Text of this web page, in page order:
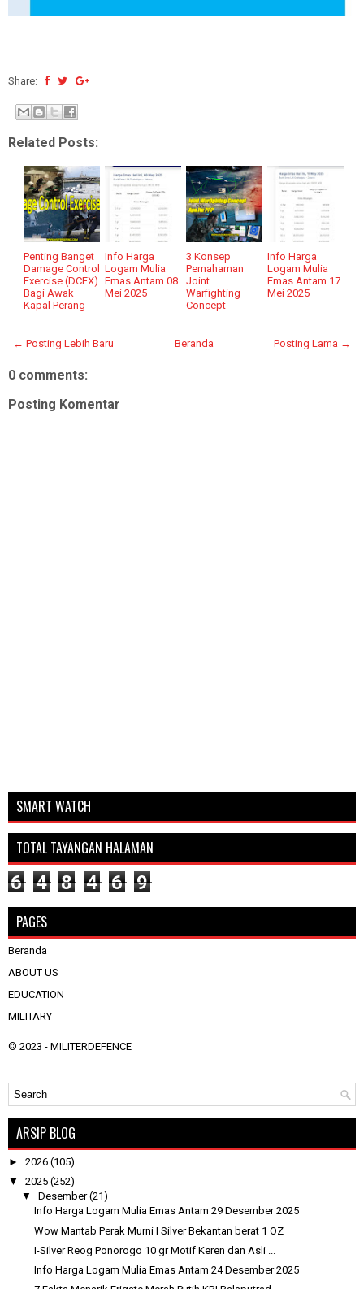
Share:
Related Posts:
Penting Banget
Damage Control
Exercise (DCEX)
Bagi Awak
Kapal Perang
Info Harga
Logam Mulia
Emas Antam 08
Mei 2025
3 Konsep
Pemahaman
Joint
Warfighting
Concept
Info Harga
Logam Mulia
Emas Antam 17
Mei 2025
← Posting Lebih Baru Posting Lama →
Beranda
0 comments:
Posting Komentar
SMART WATCH
TOTAL TAYANGAN HALAMAN
6 4 8 4 6 9
PAGES
Beranda
ABOUT US
EDUCATION
MILITARY
© 2023 - MILITERDEFENCE
ARSIP BLOG
► 2026 (105)
▼ 2025 (252)
▼ Desember(21)
Info Harga Logam Mulia Emas Antam 29 Desember 2025
Wow Mantab Perak Murni I Silver Bekantan berat 1 OZ
I-Silver Reog Ponorogo 10 gr Motif Keren dan Asli ...
Info Harga Logam Mulia Emas Antam 24 Desember 2025